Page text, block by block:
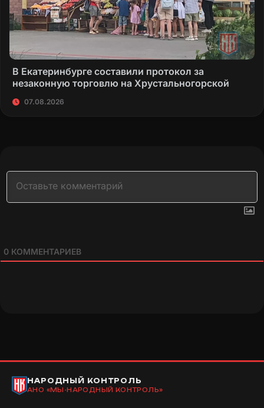
В Екатеринбурге составили протокол за
незаконную торговлю на Хрустальногорской
07.08.2026
0 КОММЕНТАРИЕВ
НАРОДНЫЙ КОНТРОЛЬ
АНО «МЫ-НАРОДНЫЙ КОНТРОЛЬ»